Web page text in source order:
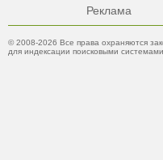
Реклама
© 2008-2026 Все права охраняются
для индексации поисковыми